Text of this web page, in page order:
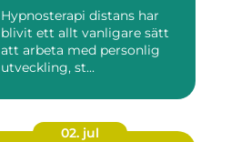
Hypnosterapi distans har
blivit ett allt vanligare sätt
att arbeta med personlig
utveckling, st...
02. jul